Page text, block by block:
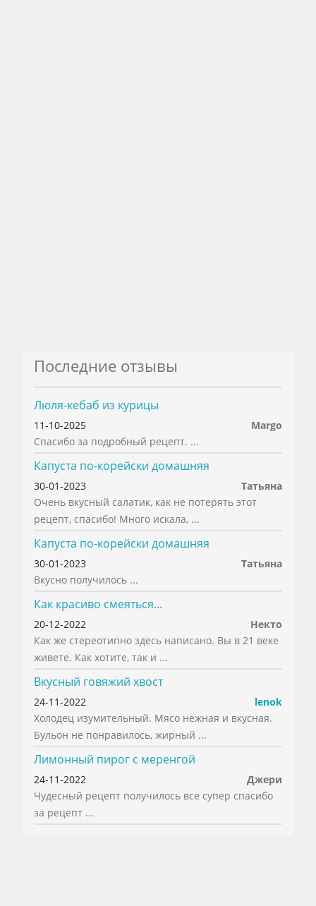
Последние отзывы
Люля-кебаб из курицы
11-10-2025
Margo
Спасибо за подробный рецепт. ...
Капуста по-корейски домашняя
30-01-2023
Татьяна
Очень вкусный салатик, как не потерять этот
рецепт, спасибо! Много искала, ...
Капуста по-корейски домашняя
30-01-2023
Татьяна
Вкусно получилось ...
Как красиво смеяться...
20-12-2022
Некто
Как же стереотипно здесь написано. Вы в 21 веке
живете. Как хотите, так и ...
Вкусный говяжий хвост
24-11-2022
lenok
Холодец изумительный. Мясо нежная и вкусная.
Бульон не понравилось, жирный ...
Лимонный пирог с меренгой
24-11-2022
Джери
Чудесный рецепт получилось все супер спасибо
за рецепт ...